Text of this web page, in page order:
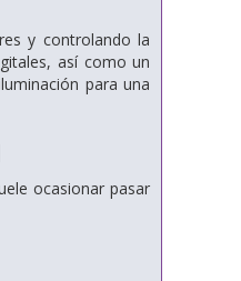
y controlando la
así como un
para una
ocasionar pasar